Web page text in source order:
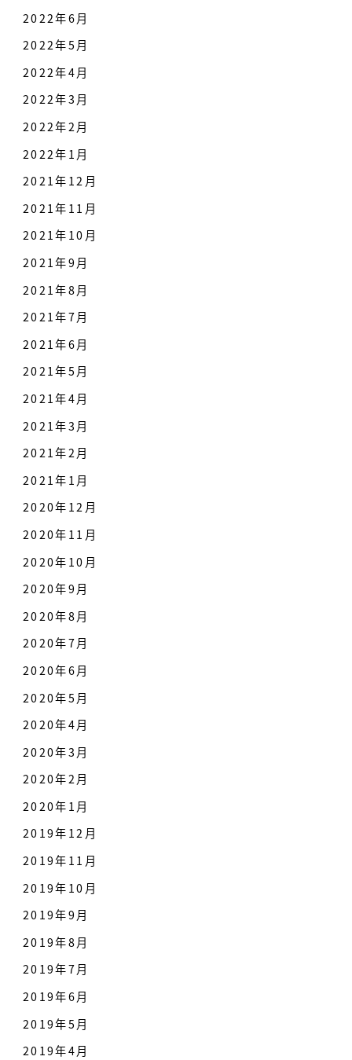
2022年6月
2022年5月
2022年4月
2022年3月
2022年2月
2022年1月
2021年12月
2021年11月
2021年10月
2021年9月
2021年8月
2021年7月
2021年6月
2021年5月
2021年4月
2021年3月
2021年2月
2021年1月
2020年12月
2020年11月
2020年10月
2020年9月
2020年8月
2020年7月
2020年6月
2020年5月
2020年4月
2020年3月
2020年2月
2020年1月
2019年12月
2019年11月
2019年10月
2019年9月
2019年8月
2019年7月
2019年6月
2019年5月
2019年4月